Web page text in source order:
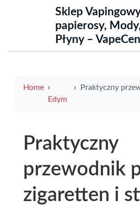
Sklep
papierosy,
Płyny –
Home
Edym
Praktyczny przewodnik po e-zigaretten i
Praktyczny
przewodnik
zigaretten i